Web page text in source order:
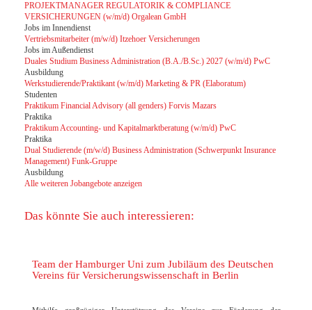
PROJEKTMANAGER REGULATORIK & COMPLIANCE
VERSICHERUNGEN (w/m/d) Orgalean GmbH
Jobs im Innendienst
Vertriebsmitarbeiter (m/w/d) Itzehoer Versicherungen
Jobs im Außendienst
Duales Studium Business Administration (B.A./B.Sc.) 2027 (w/m/d) PwC
Ausbildung
Werkstudierende/Praktikant (w/m/d) Marketing & PR (Elaboratum)
Studenten
Praktikum Financial Advisory (all genders) Forvis Mazars
Praktika
Praktikum Accounting- und Kapitalmarktberatung (w/m/d) PwC
Praktika
Dual Studierende (m/w/d) Business Administration (Schwerpunkt Insurance
Management) Funk-Gruppe
Ausbildung
Alle weiteren Jobangebote anzeigen
Das könnte Sie auch interessieren:
Team der Hamburger Uni zum Jubiläum des Deutschen
Vereins für Versicherungswissenschaft in Berlin